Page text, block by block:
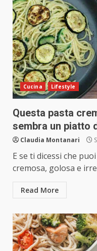
Cucina Lifestyle
Questa pasta
sembra un piatto
Claudia Montanari
E se ti dicessi che
cremosa, golosa e
Read More